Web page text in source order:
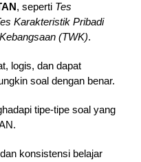
, seperti Tes
Karakteristik Pribadi
(TWK).
logis, dan dapat
soal dengan benar.
tipe-tipe soal yang
konsistensi belajar